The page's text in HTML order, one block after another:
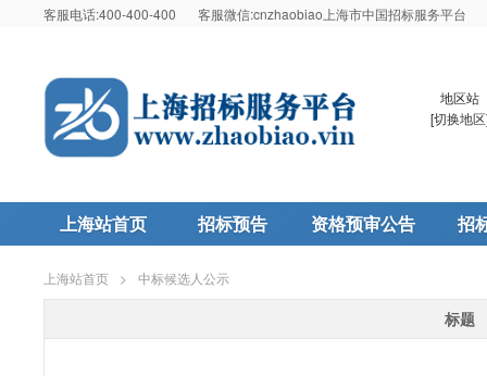
客服电话:400-400-400 客服微信:cnzhaobiao上海市中国招标服务平台
地区站
[切换地区
上海站首页 招标预告 资格预审公告 招
上海站首页 > 中标候选人公示
标题